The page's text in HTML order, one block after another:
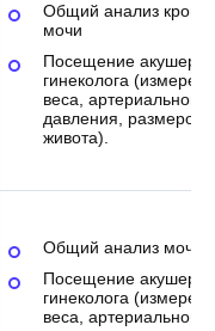
Общий анализ крови
мочи
Посещение акушера-
гинеколога
веса, артериального
давления, размеров
живота).
Общий анализ мочи
Посещение акушера-
гинеколога
веса, артериального